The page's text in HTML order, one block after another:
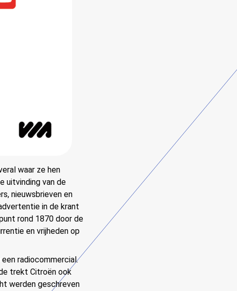
waar ze hen
uitvinding van de
nieuwsbrieven en
in de krant
rond 1870 door de
en vrijheden op
radiocommercial.
trekt Citroën ook
werden geschreven